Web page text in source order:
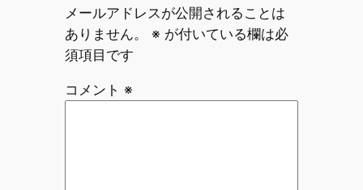
メールアドレスが公開されることは
ありません。
※ が付いている欄は必
須項目です
コメント ※